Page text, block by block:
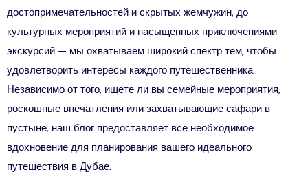
достопримечательностей и скрытых жемчужин, до
культурных мероприятий и насыщенных приключениями
экскурсий — мы охватываем широкий спектр тем, чтобы
удовлетворить интересы каждого путешественника.
Независимо от того, ищете ли вы семейные мероприятия,
роскошные впечатления или захватывающие сафари в
пустыне, наш блог предоставляет всё необходимое
вдохновение для планирования вашего идеального
путешествия в Дубае.